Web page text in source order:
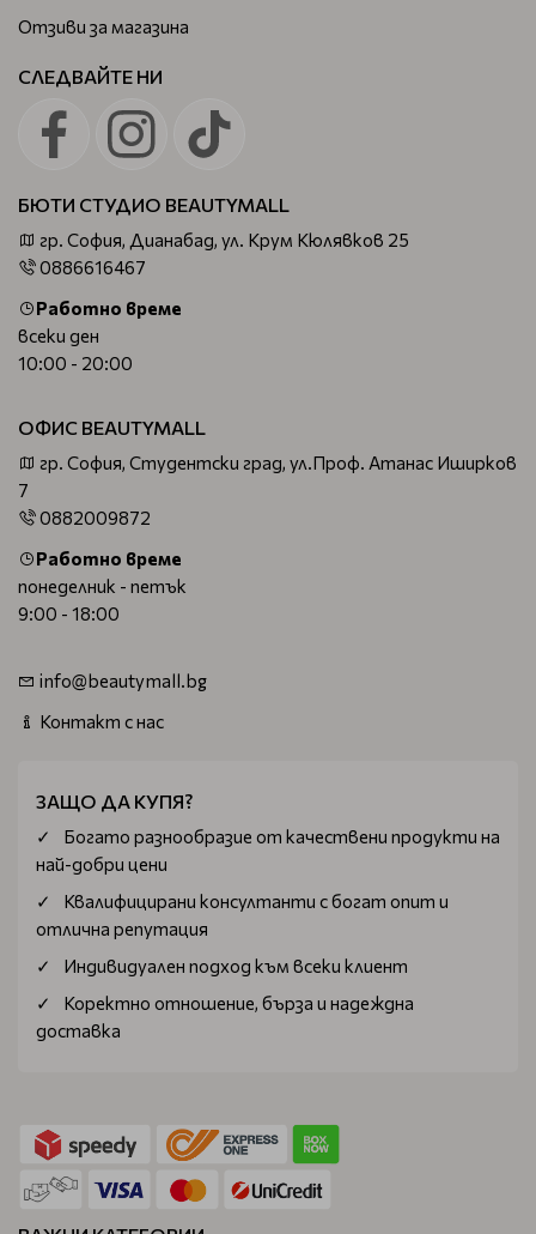
Отзиви за магазина
СЛЕДВАЙТЕ НИ
БЮТИ СТУДИО BEAUTYMALL
гр. София, Дианабад, ул. Крум Кюлявков 25
0886616467
Работно време
всеки ден
10:00 - 20:00
ОФИС BEAUTYMALL
гр. София, Студентски град, ул.Проф. Атанас Иширков
7
0882009872
Работно време
понеделник - петък
9:00 - 18:00
info@beautymall.bg
Контакт с нас
ЗАЩО ДА КУПЯ?
Богатo разнообразие от качествени продукти на
най-добри цени
Квалифицирани консултанти с богат опит и
отлична репутация
Индивидуален подход към всеки клиент
Коректно отношение, бърза и надеждна
доставка